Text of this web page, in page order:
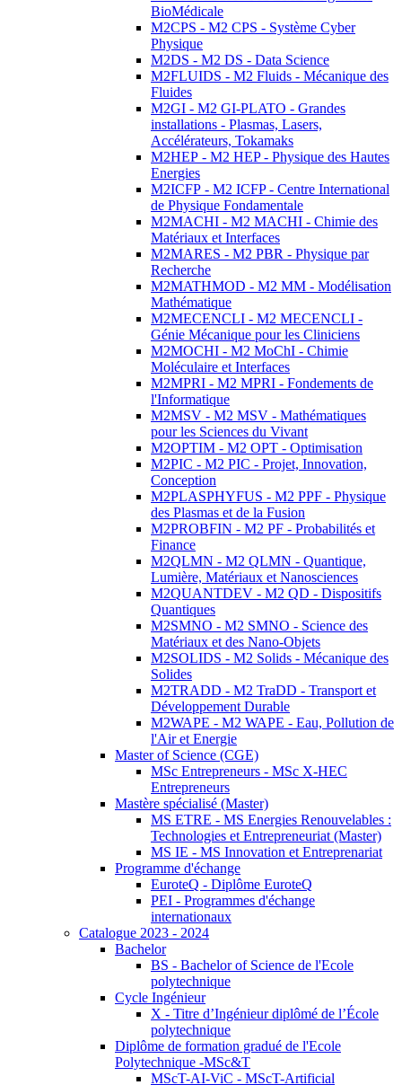
BioMédicale
M2CPS - M2 CPS - Système Cyber
Physique
M2DS - M2 DS - Data Science
M2FLUIDS - M2 Fluids - Mécanique des
Fluides
M2GI - M2 GI-PLATO - Grandes
installations - Plasmas, Lasers,
Accélérateurs, Tokamaks
M2HEP - M2 HEP - Physique des Hautes
Energies
M2ICFP - M2 ICFP - Centre International
de Physique Fondamentale
M2MACHI - M2 MACHI - Chimie des
Matériaux et Interfaces
M2MARES - M2 PBR - Physique par
Recherche
M2MATHMOD - M2 MM - Modélisation
Mathématique
M2MECENCLI - M2 MECENCLI -
Génie Mécanique pour les Cliniciens
M2MOCHI - M2 MoChI - Chimie
Moléculaire et Interfaces
M2MPRI - M2 MPRI - Fondements de
l'Informatique
M2MSV - M2 MSV - Mathématiques
pour les Sciences du Vivant
M2OPTIM - M2 OPT - Optimisation
M2PIC - M2 PIC - Projet, Innovation,
Conception
M2PLASPHYFUS - M2 PPF - Physique
des Plasmas et de la Fusion
M2PROBFIN - M2 PF - Probabilités et
Finance
M2QLMN - M2 QLMN - Quantique,
Lumière, Matériaux et Nanosciences
M2QUANTDEV - M2 QD - Dispositifs
Quantiques
M2SMNO - M2 SMNO - Science des
Matériaux et des Nano-Objets
M2SOLIDS - M2 Solids - Mécanique des
Solides
M2TRADD - M2 TraDD - Transport et
Développement Durable
M2WAPE - M2 WAPE - Eau, Pollution de
l'Air et Energie
Master of Science (CGE)
MSc Entrepreneurs - MSc X-HEC
Entrepreneurs
Mastère spécialisé (Master)
MS ETRE - MS Energies Renouvelables :
Technologies et Entrepreneuriat (Master)
MS IE - MS Innovation et Entreprenariat
Programme d'échange
EuroteQ - Diplôme EuroteQ
PEI - Programmes d'échange
internationaux
Catalogue 2023 - 2024
Bachelor
BS - Bachelor of Science de l'Ecole
polytechnique
Cycle Ingénieur
X - Titre d’Ingénieur diplômé de l’École
polytechnique
Diplôme de formation gradué de l'Ecole
Polytechnique -MSc&T
MScT-AI-ViC - MScT-Artificial